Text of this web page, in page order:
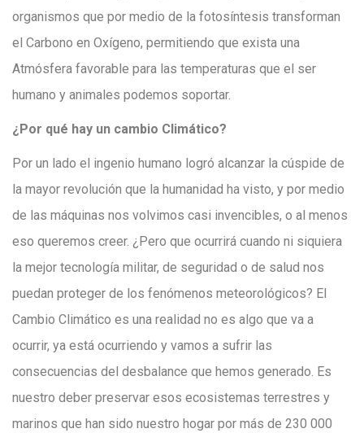
organismos que por medio de la fotosíntesis transforman
el Carbono en Oxígeno, permitiendo que exista una
Atmósfera favorable para las temperaturas que el ser
humano y animales podemos soportar.
¿Por qué hay un cambio Climático?
Por un lado el ingenio humano logró alcanzar la cúspide de
la mayor revolución que la humanidad ha visto, y por medio
de las máquinas nos volvimos casi invencibles, o al menos
eso queremos creer. ¿Pero que ocurrirá cuando ni siquiera
la mejor tecnología militar, de seguridad o de salud nos
puedan proteger de los fenómenos meteorológicos? El
Cambio Climático es una realidad no es algo que va a
ocurrir, ya está ocurriendo y vamos a sufrir las
consecuencias del desbalance que hemos generado. Es
nuestro deber preservar esos ecosistemas terrestres y
marinos que han sido nuestro hogar por más de 230 000